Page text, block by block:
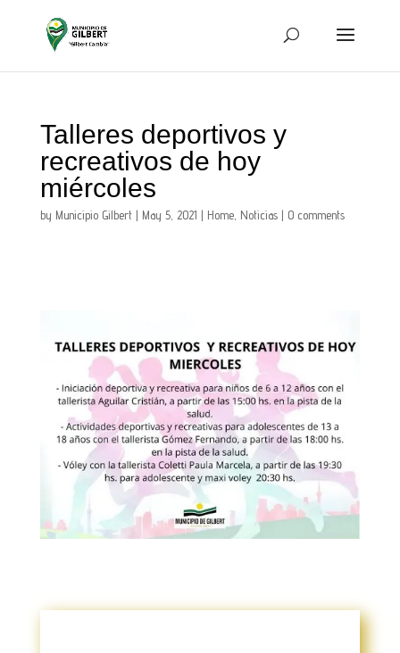
Talleres deportivos y
recreativos de hoy
miércoles
by Municipio Gilbert| May 5, 2021 | Home, Noticias| 0 comments